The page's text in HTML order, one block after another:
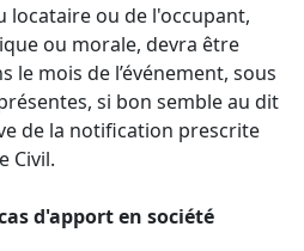
locataire ou de l'occupant,
ou morale, devra être
le mois de l’événement, sous
si bon semble au dit
de la notification prescrite
Civil.
d'apport en société